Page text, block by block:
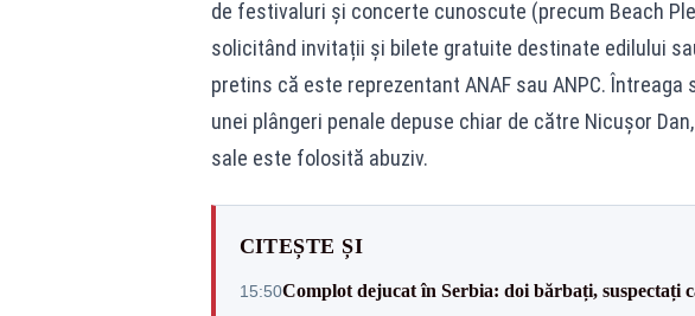
de festivaluri și concerte cunoscute (precum Beach
solicitând invitații și bilete gratuite destinate edilului
pretins că este reprezentant ANAF sau ANPC.
unei plângeri penale depuse chiar de către Nicușor
sale este folosită abuziv.
CITEȘTE ȘI
15:50Complot dejucat în Serbia: doi bărbați, suspectați